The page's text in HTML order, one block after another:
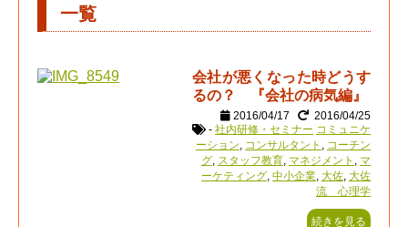
一覧
会社が悪くなった時どうす
るの？ 『会社の病気編』
2016/04/17
2016/04/25
- 社内研修・セミナー コミュニケ
ーション
コンサルタント
コーチン
グ スタッフ教育 マネジメント
マ
ーケティング 中小企業 大佐 大佐
流 心理学
続きを見る